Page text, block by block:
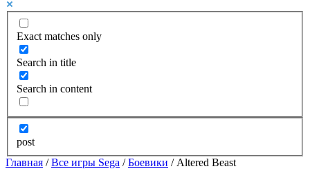
Exact matches only
Search in title
Search in content
post
Главная /Все игры Sega /Боевики / Altered Beast